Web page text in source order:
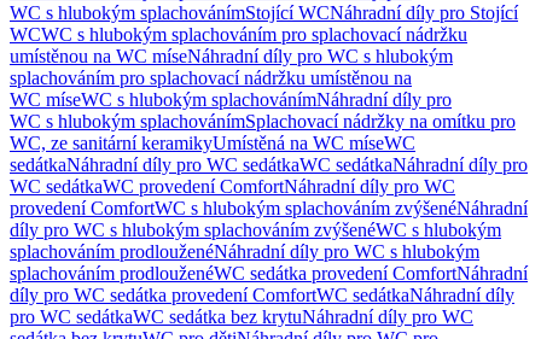
WC s hlubokým splachovánímStojící WCNáhradní díly pro Stojící
WCWC s hlubokým splachováním pro splachovací nádržku
umístěnou na WC míseNáhradní díly pro WC s hlubokým
splachováním pro splachovací nádržku umístěnou na
WC míseWC s hlubokým splachovánímNáhradní díly pro
WC s hlubokým splachovánímSplachovací nádržky na omítku pro
WC, ze sanitární keramikyUmístěná na WC míseWC
sedátkaNáhradní díly pro WC sedátkaWC sedátkaNáhradní díly pro
WC sedátkaWC provedení ComfortNáhradní díly pro WC
provedení ComfortWC s hlubokým splachováním zvýšenéNáhradní
díly pro WC s hlubokým splachováním zvýšenéWC s hlubokým
splachováním prodlouženéNáhradní díly pro WC s hlubokým
splachováním prodlouženéWC sedátka provedení ComfortNáhradní
díly pro WC sedátka provedení ComfortWC sedátkaNáhradní díly
pro WC sedátkaWC sedátka bez krytuNáhradní díly pro WC